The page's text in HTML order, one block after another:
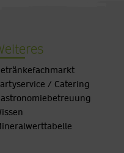
/ Catering